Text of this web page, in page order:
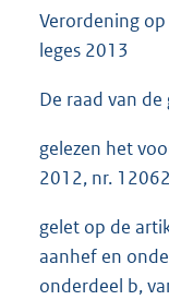
Verordening
leges 2013​
De raad van
gelezen het
2012, nr.
gelet op de
aanhef en
onderdeel b,